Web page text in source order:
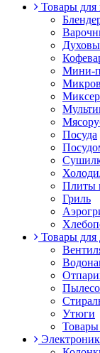
Товары для
Мини-
Посуда
Плиты
Гриль
Товары для
Утюги
Товары